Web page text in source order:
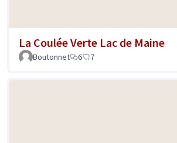
La Coulée Verte Lac de Maine
Boutonnet 6 7